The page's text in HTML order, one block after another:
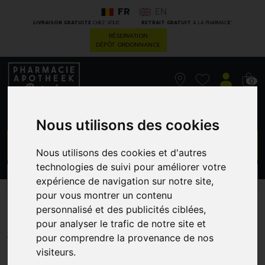
Nous utilisons des cookies
Nous utilisons des cookies et d'autres
technologies de suivi pour améliorer votre
expérience de navigation sur notre site,
pour vous montrer un contenu
personnalisé et des publicités ciblées,
pour analyser le trafic de notre site et
pour comprendre la provenance de nos
visiteurs.
LIVRAISON GRATUITECHEZ VOUS* RETRAIT GRATUIT À LA PHARMACIE*
FR
RÉSERVATION
DÉPÔT ORDONNANCE
0
CATÉGORIES PROMOS
Biretix Duo 30 Ml
HDP MEDICAL